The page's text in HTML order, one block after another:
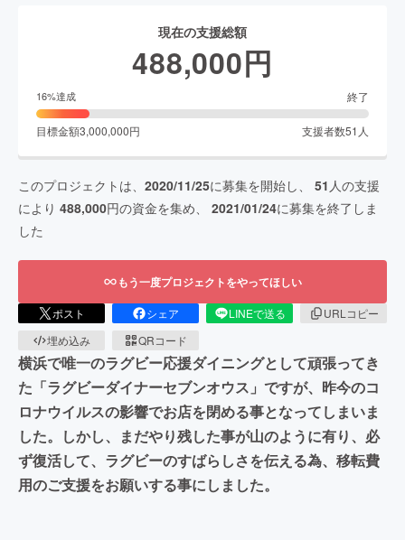
現在の支援総額
488,000円
16%達成 終了
目標金額3,000,000円 支援者数51 人
このプロジェクトは、 2020/11/25に募集を開始し、 51 人の支援
により 488,000円の資金を集め、 2021/01/24に募集を終了しま
した
もう一度プロジェクトをやってほしい
ポスト シェア LINEで送る
URLコピー
埋め込み
QRコード
横浜で唯一のラグビー応援ダイニングとして頑張ってき
た「ラグビーダイナーセブンオウス」ですが、昨今のコ
ロナウイルスの影響でお店を閉める事となってしまいま
した。しかし、まだやり残した事が山のように有り、必
ず復活して、ラグビーのすばらしさを伝える為、移転費
用のご支援をお願いする事にしました。